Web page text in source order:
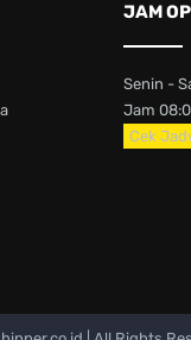
JAM
Senin -
Jam
Cek